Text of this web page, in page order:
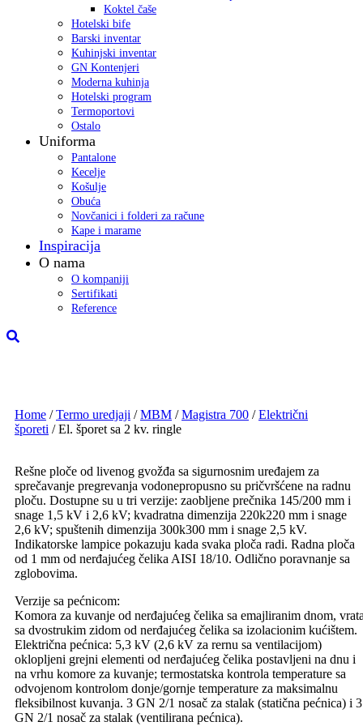
Koktel čaše
Hotelski bife
Barski inventar
Kuhinjski inventar
GN Kontenjeri
Moderna kuhinja
Hotelski program
Termoportovi
Ostalo
Uniforma
Pantalone
Kecelje
Košulje
Obuća
Novčanici i folderi za račune
Kape i marame
Inspiracija
O nama
O kompaniji
Sertifikati
Reference
Home /Termo uredjaji /MBM /Magistra 700 /Električni
šporeti / El. šporet sa 2 kv. ringle
Rešne ploče od livenog gvožđa sa sigurnosnim uređajem za
sprečavanje pregrevanja vodonepropusno su pričvršćene na radnu
ploču. Dostupne su u tri verzije: zaobljene prečnika 145/200 mm i
snage 1,5 kV i 2,6 kV; kvadratna dimenzija 220k220 mm i snage
2,6 kV; spuštenih dimenzija 300k300 mm i snage 2,5 kV.
Indikatorske lampice pokazuju kada svaka ploča radi. Radna ploča
od 1 mm od nerđajućeg čelika AISI 18/10. Odlično poravnanje sa
zglobovima.
Verzije sa pećnicom:
Komora za kuvanje od nerđajućeg čelika sa emajliranim dnom,
sa dvostrukim zidom od nerđajućeg čelika sa izolacionim kućištem.
Električna pećnica: 5,3 kV (2,6 kV za rernu sa ventilacijom)
oklopljeni grejni elementi od nerđajućeg čelika postavljeni na dnu i
na vrhu komore za kuvanje; termostatska kontrola temperature sa
odvojenom kontrolom donje/gornje temperature za maksimalnu
fleksibilnost kuvanja. 3 GN 2/1 nosač za stalak (statična pećnica) i 3
GN 2/1 nosač za stalak (ventilirana pećnica).